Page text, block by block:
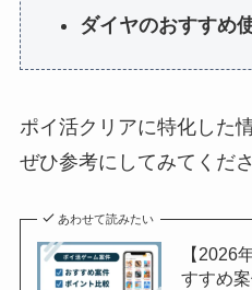
ダイヤのおすすめ
ポイ活クリアに特化した
ぜひ参考にしてみてくださ
あわせて読みたい
【2026
すすめ